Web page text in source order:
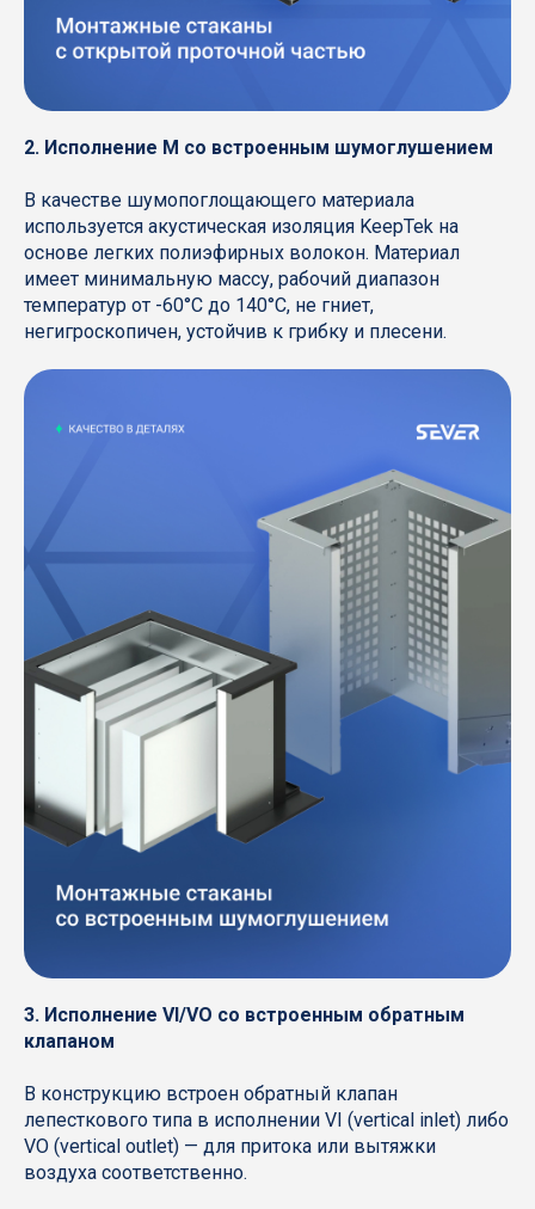
2. Исполнение M со встроенным шумоглушением
В качестве шумопоглощающего материала
используется акустическая изоляция KeepTek на
основе легких полиэфирных волокон. Материал
имеет минимальную массу, рабочий диапазон
температур от -60°С до 140°С, не гниет,
негигроскопичен, устойчив к грибку и плесени.
3. Исполнение VI/VO со встроенным обратным
клапаном
В конструкцию встроен обратный клапан
лепесткового типа в исполнении VI (vertical inlet) либо
VO (vertical outlet) — для притока или вытяжки
воздуха соответственно.